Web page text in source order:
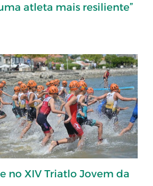
atleta mais resiliente”
no XIV Triatlo Jovem da